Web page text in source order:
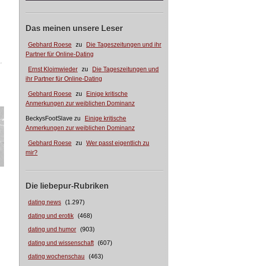
Das meinen unsere Leser
Gebhard Roese zu
Die Tageszeitungen und ihr
Partner für Online-Dating
Ernst Kloimwieder zu
Die Tageszeitungen und
ihr Partner für Online-Dating
Gebhard Roese zu
Einige kritische
Anmerkungen zur weiblichen Dominanz
BeckysFootSlave zu
Einige kritische
Anmerkungen zur weiblichen Dominanz
Gebhard Roese zu
Wer passt eigentlich zu
mir?
Die liebepur-Rubriken
dating news (1.297)
dating und erotik (468)
dating und humor (903)
dating und wissenschaft (607)
dating wochenschau
(463)